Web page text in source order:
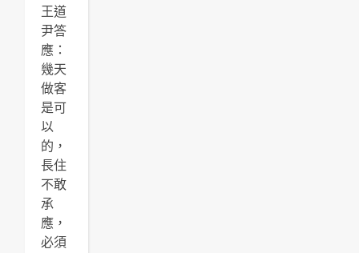
王道
尹答
應：
幾天
做客
是可
以
的，
長住
不敢
承
應，
必須